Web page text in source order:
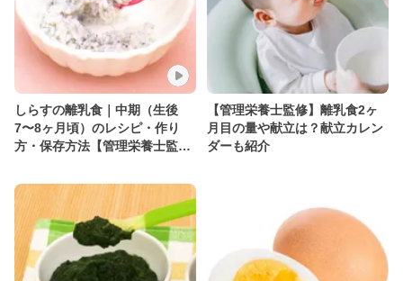
しらすの離乳食｜中期（生後
7〜8ヶ月頃）のレシピ・作り
方・保存方法【管理栄養士監
【管理栄養士監修】離乳食2ヶ
月目の量や献立は？献立カレン
ダーも紹介